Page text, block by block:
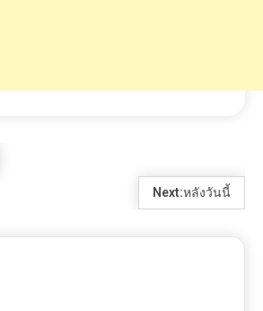
Next:หลังวันนี้